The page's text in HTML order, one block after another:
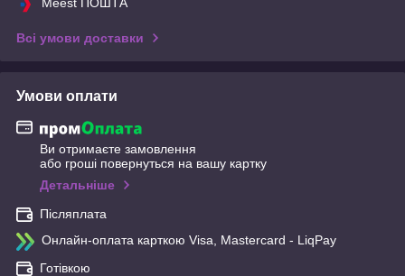
Всі умови доставки
Умови оплати
Ви отримаєте замовлення
або гроші повернуться на вашу картку
Детальніше
Післяплата
Онлайн-оплата карткою Visa, Mastercard - LiqPay
Готівкою